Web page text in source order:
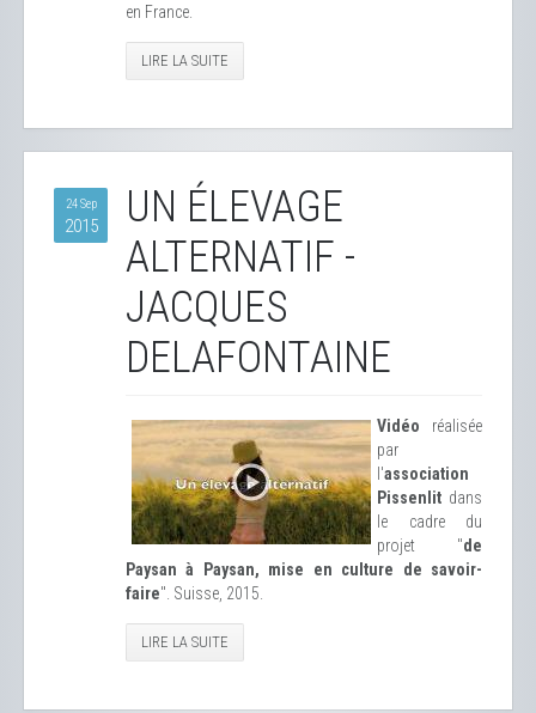
en France.
LIRE LA SUITE
24 Sep
2015
UN ÉLEVAGE
ALTERNATIF -
JACQUES
DELAFONTAINE
Vidéo réalisée
par
l'association
Pissenlit dans
le cadre du
projet "de
Paysan à Paysan, mise en culture de savoir-
faire". Suisse, 2015.
LIRE LA SUITE